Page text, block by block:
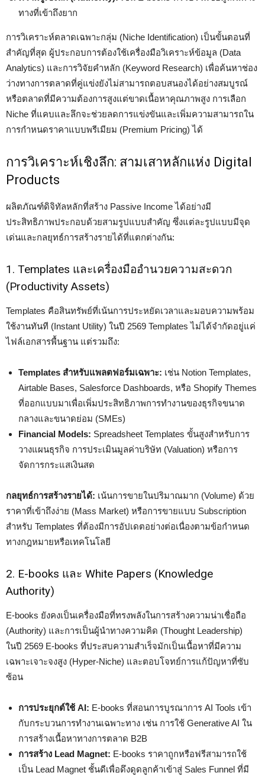
ทางที่เข้าถึงยาก
การวิเคราะห์ตลาดเฉพาะกลุ่ม (Niche Identification) เป็นขั้นตอนที่
สำคัญที่สุด ผู้ประกอบการต้องใช้เครื่องมือวิเคราะห์ข้อมูล (Data
Analytics) และการวิจัยคำหลัก (Keyword Research) เพื่อค้นหาช่อง
ว่างทางการตลาดที่คู่แข่งยังไม่สามารถตอบสนองได้อย่างสมบูรณ์
หรือตลาดที่มีความต้องการสูงแต่ขาดเนื้อหาคุณภาพสูง การเลือก
Niche ที่แคบและลึกจะช่วยลดการแข่งขันและเพิ่มความสามารถใน
การกำหนดราคาแบบพรีเมียม (Premium Pricing) ได้
การวิเคราะห์เชิงลึก: สามเสาหลักแห่ง Digital
Products
ผลิตภัณฑ์ดิจิทัลหลักที่สร้าง Passive Income ได้อย่างมี
ประสิทธิภาพประกอบด้วยสามรูปแบบสำคัญ ซึ่งแต่ละรูปแบบมีจุด
เด่นและกลยุทธ์การสร้างรายได้ที่แตกต่างกัน:
1. Templates และเครื่องมืออำนวยความสะดวก
(Productivity Assets)
Templates คือสินทรัพย์ที่เน้นการประหยัดเวลาและมอบความพร้อม
ใช้งานทันที (Instant Utility) ในปี 2569 Templates ไม่ได้จำกัดอยู่แค่
ไฟล์เอกสารพื้นฐาน แต่รวมถึง:
Templates สำหรับแพลตฟอร์มเฉพาะ: เช่น Notion Templates,
Airtable Bases, Salesforce Dashboards, หรือ Shopify Themes
ที่ออกแบบมาเพื่อเพิ่มประสิทธิภาพการทำงานของธุรกิจขนาด
กลางและขนาดย่อม (SMEs)
Financial Models: Spreadsheet Templates ขั้นสูงสำหรับการ
วางแผนธุรกิจ การประเมินมูลค่าบริษัท (Valuation) หรือการ
จัดการกระแสเงินสด
กลยุทธ์การสร้างรายได้: เน้นการขายในปริมาณมาก (Volume) ด้วย
ราคาที่เข้าถึงง่าย (Mass Market) หรือการขายแบบ Subscription
สำหรับ Templates ที่ต้องมีการอัปเดตอย่างต่อเนื่องตามข้อกำหนด
ทางกฎหมายหรือเทคโนโลยี
2. E-books และ White Papers (Knowledge
Authority)
E-books ยังคงเป็นเครื่องมือที่ทรงพลังในการสร้างความน่าเชื่อถือ
(Authority) และการเป็นผู้นำทางความคิด (Thought Leadership)
ในปี 2569 E-books ที่ประสบความสำเร็จมักเป็นเนื้อหาที่มีความ
เฉพาะเจาะจงสูง (Hyper-Niche) และตอบโจทย์การแก้ปัญหาที่ซับ
ซ้อน
การประยุกต์ใช้ AI: E-books ที่สอนการบูรณาการ AI Tools เข้า
กับกระบวนการทำงานเฉพาะทาง เช่น การใช้ Generative AI ใน
การสร้างเนื้อหาทางการตลาด B2B
การสร้าง Lead Magnet: E-books ราคาถูกหรือฟรีสามารถใช้
เป็น Lead Magnet ชั้นดีเพื่อดึงดูดลูกค้าเข้าสู่ Sales Funnel ที่มี